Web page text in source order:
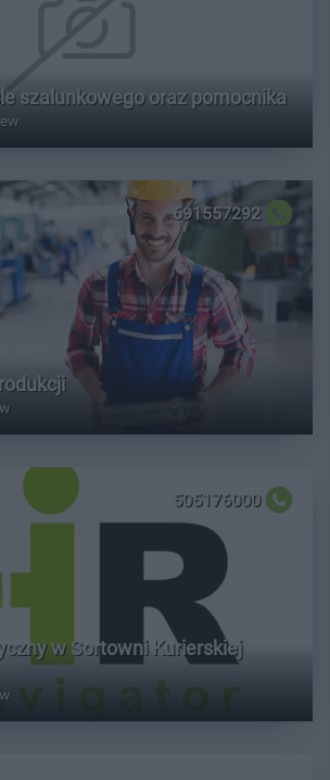
szalunkowego oraz pomocnika
691557292
505176000
w Sortowni Kurierskiej